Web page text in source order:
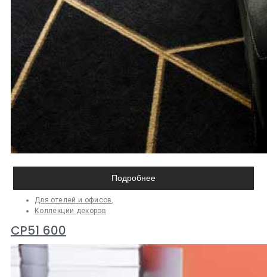
Подробнее
Для отелей и офисов ,
Коллекции декоров
CP51 600